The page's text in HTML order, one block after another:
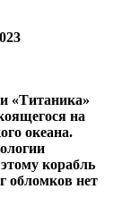
«Титаника»
на
океана.
корабль
обломков нет